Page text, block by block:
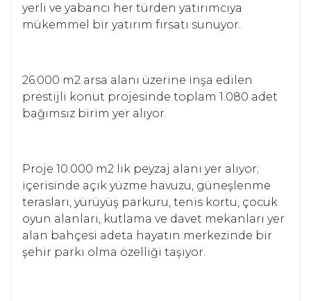
yerli ve yabancı her türden yatırımcıya
mükemmel bir yatırım fırsatı sunuyor.
26.000 m2 arsa alanı üzerine inşa edilen
prestijli konut projesinde toplam 1.080 adet
bağımsız birim yer alıyor.
Proje 10.000 m2 lik peyzaj alanı yer alıyor;
içerisinde açık yüzme havuzu, güneşlenme
terasları, yürüyüş parkuru, tenis kortu, çocuk
oyun alanları, kutlama ve davet mekanları yer
alan bahçesi adeta hayatın merkezinde bir
şehir parkı olma özelliği taşıyor.